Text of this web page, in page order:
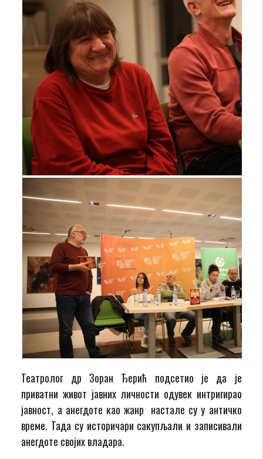
Театролог др Зоран Ђерић подсетио је да је
приватни живот јавних личности одувек интригирао
јавност, а анегдоте као жанр настале су у античко
време. Тада су историчари сакупљали и записивали
анегдоте својих владара.